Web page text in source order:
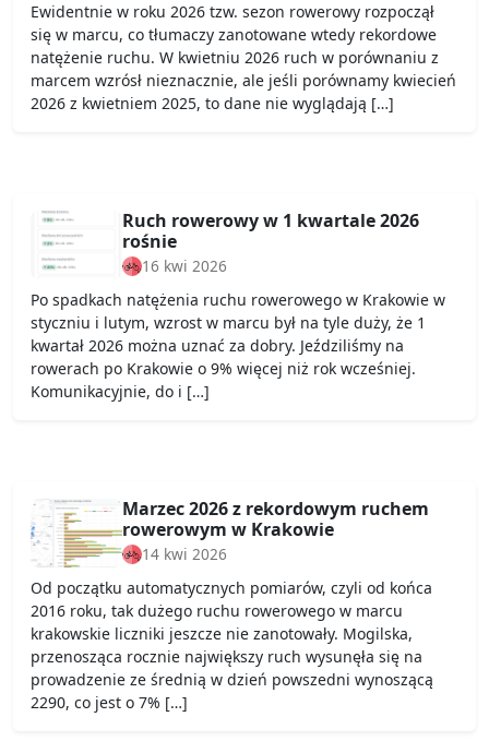
Ewidentnie w roku 2026 tzw. sezon rowerowy rozpoczął
się w marcu, co tłumaczy zanotowane wtedy rekordowe
natężenie ruchu. W kwietniu 2026 ruch w porównaniu z
marcem wzrósł nieznacznie, ale jeśli porównamy kwiecień
2026 z kwietniem 2025, to dane nie wyglądają […]
Ruch rowerowy w 1 kwartale 2026
rośnie
16 kwi 2026
Po spadkach natężenia ruchu rowerowego w Krakowie w
styczniu i lutym, wzrost w marcu był na tyle duży, że 1
kwartał 2026 można uznać za dobry. Jeździliśmy na
rowerach po Krakowie o 9% więcej niż rok wcześniej.
Komunikacyjnie, do i […]
Marzec 2026 z rekordowym ruchem
rowerowym w Krakowie
14 kwi 2026
Od początku automatycznych pomiarów, czyli od końca
2016 roku, tak dużego ruchu rowerowego w marcu
krakowskie liczniki jeszcze nie zanotowały. Mogilska,
przenosząca rocznie największy ruch wysunęła się na
prowadzenie ze średnią w dzień powszedni wynoszącą
2290, co jest o 7% […]